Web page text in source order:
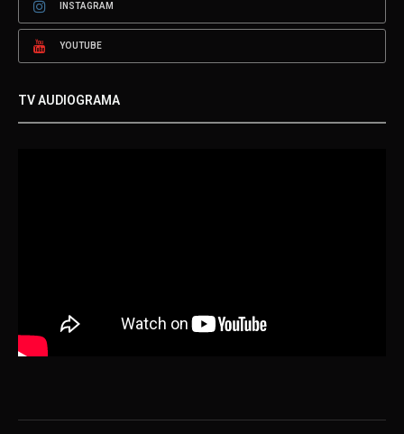
INSTAGRAM
YOUTUBE
TV AUDIOGRAMA